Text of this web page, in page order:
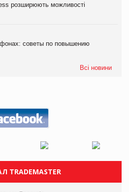
розширюють можливості
советы по повышению
Всі новини
TRADEMASTER